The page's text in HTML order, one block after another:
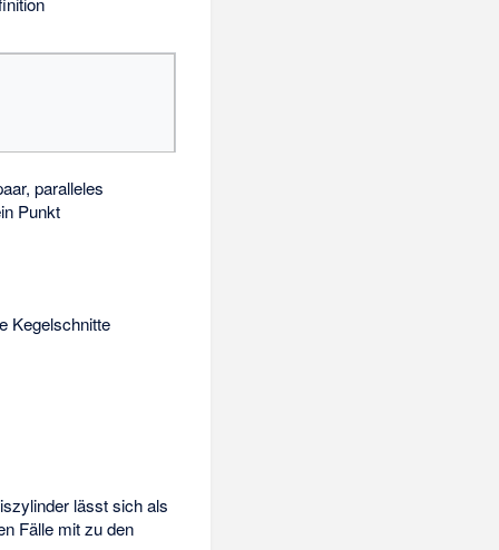
paralleles
Punkt
Kegelschnitte
lässt sich als
Fälle mit zu den